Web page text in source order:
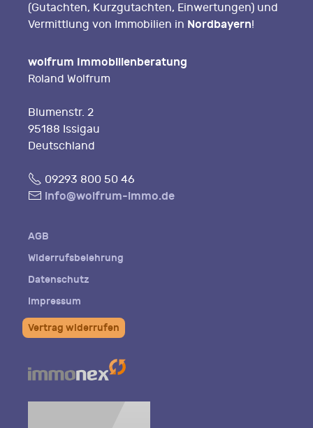
(Gutachten, Kurzgutachten, Einwertungen) und
Vermittlung von Immobilien in Nordbayern!
wolfrum Immobilienberatung
Roland Wolfrum
Blumenstr. 2
95188 Issigau
Deutschland
Fon09293 800 50 46
E- info@wolfrum-immo.de
AGB
Widerrufsbelehrung
Datenschutz
Impressum
Vertrag widerrufen